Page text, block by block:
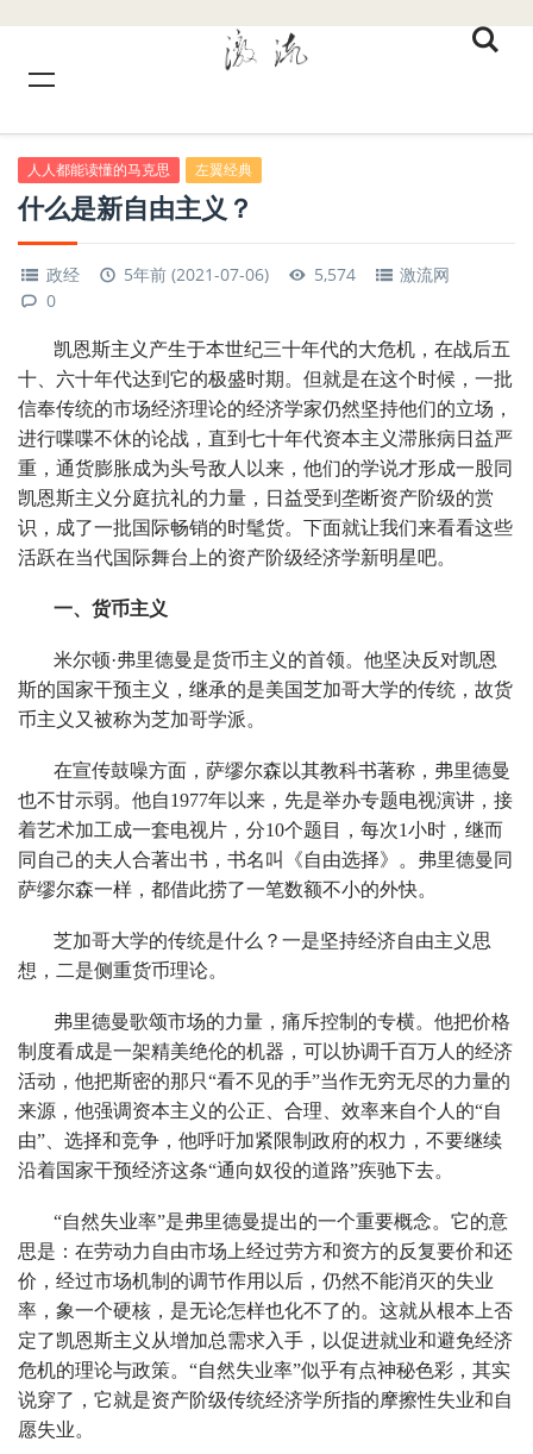
人人都能读懂的马克思 左翼经典
什么是新自由主义？
政经 5年前 (2021-07-06) 5,574
激流网
0
凯恩斯主义产生于本世纪三十年代的大危机，在战后五
十、六十年代达到它的极盛时期。但就是在这个时候，一批
信奉传统的市场经济理论的经济学家仍然坚持他们的立场，
进行喋喋不休的论战，直到七十年代资本主义滞胀病日益严
重，通货膨胀成为头号敌人以来，他们的学说才形成一股同
凯恩斯主义分庭抗礼的力量，日益受到垄断资产阶级的赏
识，成了一批国际畅销的时髦货。下面就让我们来看看这些
活跃在当代国际舞台上的资产阶级经济学新明星吧。
一、货币主义
米尔顿·弗里德曼是货币主义的首领。他坚决反对凯恩
斯的国家干预主义，继承的是美国芝加哥大学的传统，故货
币主义又被称为芝加哥学派。
在宣传鼓噪方面，萨缪尔森以其教科书著称，弗里德曼
也不甘示弱。他自1977年以来，先是举办专题电视演讲，接
着艺术加工成一套电视片，分10个题目，每次1小时，继而
同自己的夫人合著出书，书名叫《自由选择》。弗里德曼同
萨缪尔森一样，都借此捞了一笔数额不小的外快。
芝加哥大学的传统是什么？一是坚持经济自由主义思
想，二是侧重货币理论。
弗里德曼歌颂市场的力量，痛斥控制的专横。他把价格
制度看成是一架精美绝伦的机器，可以协调千百万人的经济
活动，他把斯密的那只“看不见的手”当作无穷无尽的力量的
来源，他强调资本主义的公正、合理、效率来自个人的“自
由”、选择和竞争，他呼吁加紧限制政府的权力，不要继续
沿着国家干预经济这条“通向奴役的道路”疾驰下去。
“自然失业率”是弗里德曼提出的一个重要概念。它的意
思是：在劳动力自由市场上经过劳方和资方的反复要价和还
价，经过市场机制的调节作用以后，仍然不能消灭的失业
率，象一个硬核，是无论怎样也化不了的。这就从根本上否
定了凯恩斯主义从增加总需求入手，以促进就业和避免经济
危机的理论与政策。“自然失业率”似乎有点神秘色彩，其实
说穿了，它就是资产阶级传统经济学所指的摩擦性失业和自
愿失业。